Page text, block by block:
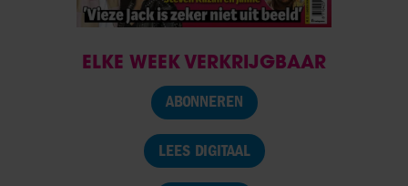
ELKE WEEK VERKRIJGBAAR
ABONNEREN
LEES DIGITAAL